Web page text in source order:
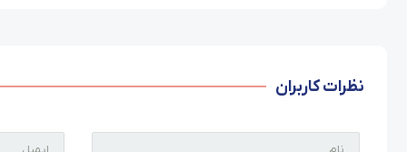
نظرات کاربران